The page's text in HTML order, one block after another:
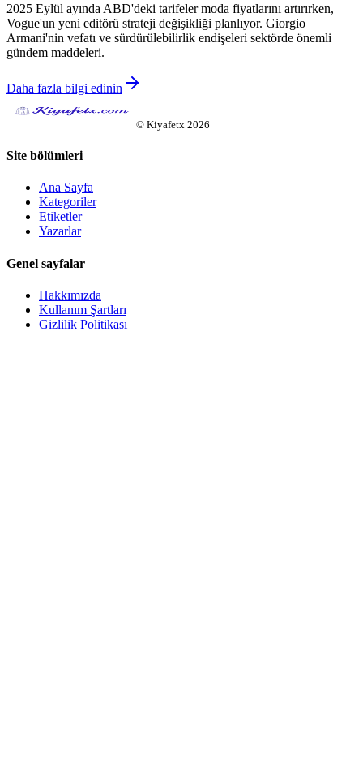
2025 Eylül ayında ABD'deki tarifeler moda fiyatlarını artırırken,
Vogue'un yeni editörü strateji değişikliği planlıyor. Giorgio
Armani'nin vefatı ve sürdürülebilirlik endişeleri sektörde önemli
gündem maddeleri.
Daha fazla bilgi edinin
© Kiyafetx 2026
Site bölümleri
Ana Sayfa
Kategoriler
Etiketler
Yazarlar
Genel sayfalar
Hakkımızda
Kullanım Şartları
Gizlilik Politikası